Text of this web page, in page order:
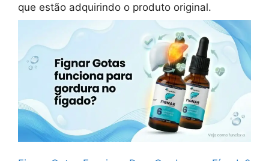
que estão adquirindo o produto original.